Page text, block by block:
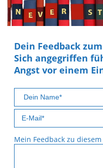
Dein Feedback
Sich angegriffen
Angst vor einem
Mein Feedback zu